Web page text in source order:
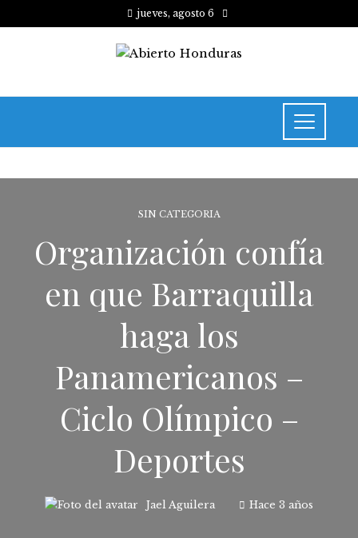
jueves, agosto 6
SIN CATEGORIA
Organización confía
en que Barraquilla
haga los
Panamericanos –
Ciclo Olímpico –
Deportes
Jael Aguilera Hace 3 años